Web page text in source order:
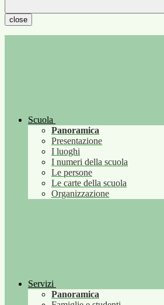
close
Scuola
Panoramica
Presentazione
I luoghi
I numeri della scuola
Le persone
Le carte della scuola
Organizzazione
Servizi
Panoramica